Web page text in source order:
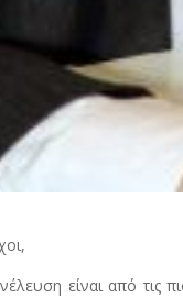
είναι από τις